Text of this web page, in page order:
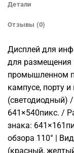
Детали
Отзывы (0)
Дисплей для
для
промышленном
кампусе, порту
(светодиодный)
641×540пикс. /
знака:
обзора 110° |
(красный,